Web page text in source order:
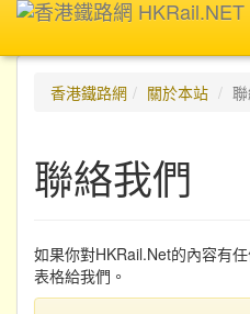
香港鐵路網
關於本站
聯絡我們
如果你對HKRail.Net的內容有
表格給我們。